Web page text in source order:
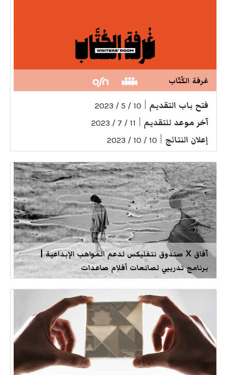
غرفة الكُتّاب
فتح باب التقديم 10 / 5 / 2023
آخر موعد للتقديم 11 / 7 / 2023
إعلان النتائج 10 / 10 / 2023
آفاق X صندوق نتفليكس لدعم المواهب الإبداعية |
برنامج تدريبي لصانعات أفلام صاعدات